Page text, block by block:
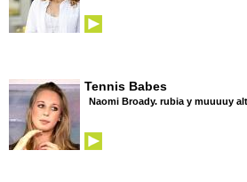
Tennis Babes
Naomi Broady. rubia y muuuuy